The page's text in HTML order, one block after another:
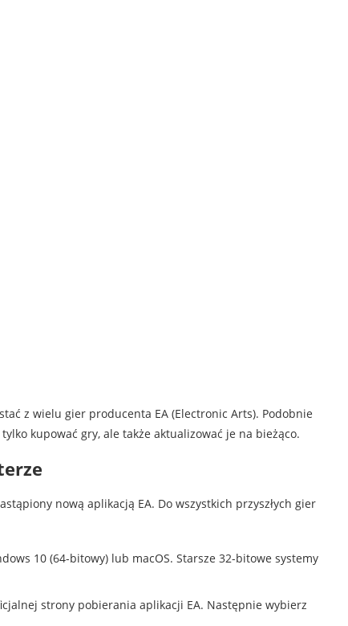
z wielu gier producenta EA (Electronic Arts). Podobnie
kupować gry, ale także aktualizować je na bieżąco.
nową aplikacją EA. Do wszystkich przyszłych gier
10 (64-bitowy) lub macOS. Starsze 32-bitowe systemy
strony pobierania aplikacji EA. Następnie wybierz